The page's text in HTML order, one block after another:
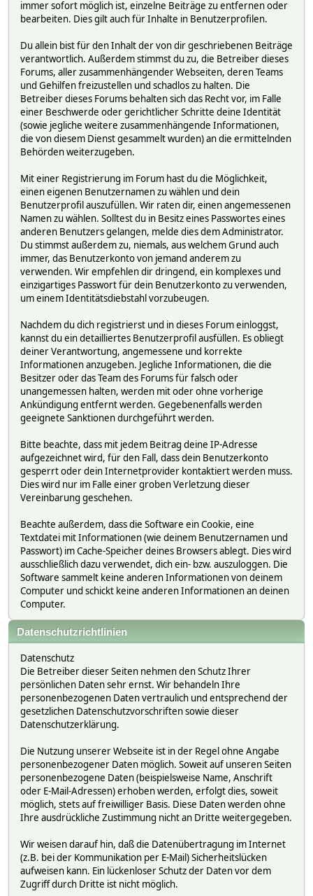
immer sofort möglich ist, einzelne Beiträge zu entfernen oder
bearbeiten. Dies gilt auch für Inhalte in Benutzerprofilen.
Du allein bist für den Inhalt der von dir geschriebenen Beiträge
verantwortlich. Außerdem stimmst du zu, die Betreiber dieses
Forums, aller zusammenhängender Webseiten, deren Teams
und Gehilfen freizustellen und schadlos zu halten. Die
Betreiber dieses Forums behalten sich das Recht vor, im Falle
einer Beschwerde oder gerichtlicher Schritte deine Identität
(sowie jegliche weitere zusammenhängende Informationen,
die von diesem Dienst gesammelt wurden) an die ermittelnden
Behörden weiterzugeben.
Mit einer Registrierung im Forum hast du die Möglichkeit,
einen eigenen Benutzernamen zu wählen und dein
Benutzerprofil auszufüllen. Wir raten dir, einen angemessenen
Namen zu wählen. Solltest du in Besitz eines Passwortes eines
anderen Benutzers gelangen, melde dies dem Administrator.
Du stimmst außerdem zu, niemals, aus welchem Grund auch
immer, das Benutzerkonto von jemand anderem zu
verwenden. Wir empfehlen dir dringend, ein komplexes und
einzigartiges Passwort für dein Benutzerkonto zu verwenden,
um einem Identitätsdiebstahl vorzubeugen.
Nachdem du dich registrierst und in dieses Forum einloggst,
kannst du ein detailliertes Benutzerprofil ausfüllen. Es obliegt
deiner Verantwortung, angemessene und korrekte
Informationen anzugeben. Jegliche Informationen, die die
Besitzer oder das Team des Forums für falsch oder
unangemessen halten, werden mit oder ohne vorherige
Ankündigung entfernt werden. Gegebenenfalls werden
geeignete Sanktionen durchgeführt werden.
Bitte beachte, dass mit jedem Beitrag deine IP-Adresse
aufgezeichnet wird, für den Fall, dass dein Benutzerkonto
gesperrt oder dein Internetprovider kontaktiert werden muss.
Dies wird nur im Falle einer groben Verletzung dieser
Vereinbarung geschehen.
Beachte außerdem, dass die Software ein Cookie, eine
Textdatei mit Informationen (wie deinem Benutzernamen und
Passwort) im Cache-Speicher deines Browsers ablegt. Dies wird
ausschließlich dazu verwendet, dich ein- bzw. auszuloggen. Die
Software sammelt keine anderen Informationen von deinem
Computer und schickt keine anderen Informationen an deinen
Computer.
Datenschutzrichtlinien
Datenschutz
Die Betreiber dieser Seiten nehmen den Schutz Ihrer
persönlichen Daten sehr ernst. Wir behandeln Ihre
personenbezogenen Daten vertraulich und entsprechend der
gesetzlichen Datenschutzvorschriften sowie dieser
Datenschutzerklärung.
Die Nutzung unserer Webseite ist in der Regel ohne Angabe
personenbezogener Daten möglich. Soweit auf unseren Seiten
personenbezogene Daten (beispielsweise Name, Anschrift
oder E-Mail-Adressen) erhoben werden, erfolgt dies, soweit
möglich, stets auf freiwilliger Basis. Diese Daten werden ohne
Ihre ausdrückliche Zustimmung nicht an Dritte weitergegeben.
Wir weisen darauf hin, daß die Datenübertragung im Internet
(z.B. bei der Kommunikation per E-Mail) Sicherheitslücken
aufweisen kann. Ein lückenloser Schutz der Daten vor dem
Zugriff durch Dritte ist nicht möglich.